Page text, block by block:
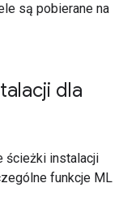
są pobierane na
dla
ścieżki instalacji
funkcje ML